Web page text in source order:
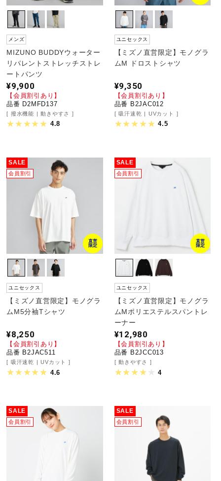
柔道
ウィンタースポーツ
ウォーキングシューズ
インナー
寝具／ミズノスリープ
アウトドア／レイン
サポーター
健康／エクササイズ
ジュニア／キッズ
メディカル
コラボ／ライセンス
セール
メンズ
MIZUNO BUDDYウォーター
リパレントストレッチストレ
ートパンツ
¥9,900
【会員割引あり】
品番 D2MFD137
撥水機能 動きやすさ
4.8
ユニセックス
【ミズノ直営限定】モノグラ
ムM ドロストシャツ
¥9,350
【会員割引あり】
品番 B2JAC012
吸汗速乾 UVカット
4.5
SALE
会員割引
直営
限定
ユニセックス
【ミズノ直営限定】モノグラ
ムM5分袖Tシャツ
¥8,250
【会員割引あり】
品番 B2JAC511
吸汗速乾 UVカット
4.6
SALE
会員割引
直営
限定
ユニセックス
【ミズノ直営限定】モノグラ
ムMポリエステルスパントレ
ーナー
¥12,980
【会員割引あり】
品番 B2JCC013
動きやすさ
4
SALE
会員割引
SALE
会員割引